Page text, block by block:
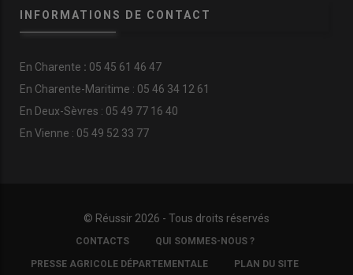
INFORMATIONS DE CONTACT
En Charente : 05 45 61 46 47
En Charente-Maritime : 05 46 34 12 61
En Deux-Sèvres : 05 49 77 16 40
En Vienne : 05 49 52 33 77
© Réussir 2026 - Tous droits réservés
COPYRIGHTCONTACTS QUI SOMMES-NOUS ?
PRESSE AGRICOLE DÉPARTEMENTALE PLAN DU SITE